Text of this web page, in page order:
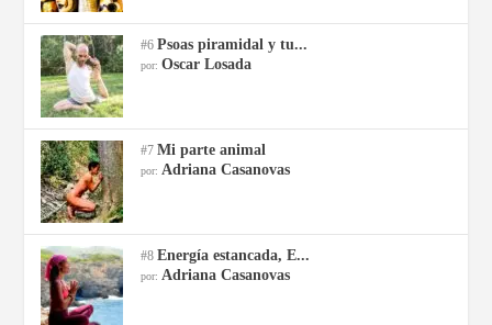
#6Psoas piramidal y tu...
por:Oscar Losada
#7Mi parte animal
por:Adriana Casanovas
#8Energía estancada, E...
por:Adriana Casanovas